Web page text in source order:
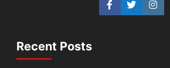
Recent Posts